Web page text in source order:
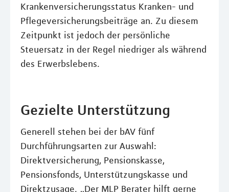
Krankenversicherungsstatus Kranken- und
Pflegeversicherungsbeiträge an. Zu diesem
Zeitpunkt ist jedoch der persönliche
Steuersatz in der Regel niedriger als während
des Erwerbslebens.
Gezielte Unterstützung
Generell stehen bei der bAV fünf
Durchführungsarten zur Auswahl:
Direktversicherung, Pensionskasse,
Pensionsfonds, Unterstützungskasse und
Direktzusage. „Der MLP Berater hilft gerne